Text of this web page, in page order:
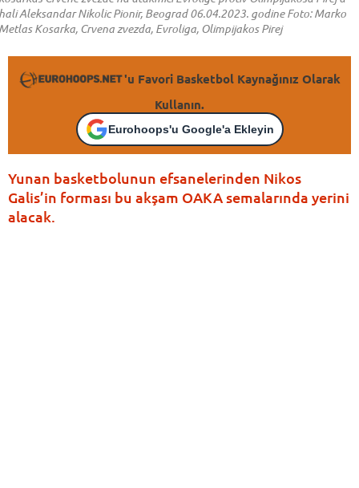
Aleksandar Nikolic Pionir, Beograd 06.04.2023. godine Foto: Marko
Kosarka, Crvena zvezda, Evroliga, Olimpijakos Pirej
'u Favori Basketbol Kaynağınız Olarak
Kullanın.
Eurohoops'u Google'a Ekleyin
Yunan basketbolunun efsanelerinden Nikos
Galis’in forması bu akşam OAKA semalarında yerini
alacak.